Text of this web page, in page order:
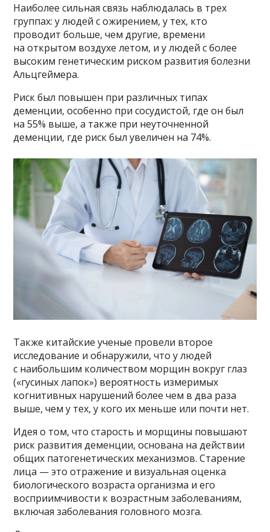
Наиболее сильная связь наблюдалась в трех
группах: у людей с ожирением, у тех, кто
проводит больше, чем другие, времени
на открытом воздухе летом, и у людей с более
высоким генетическим риском развития болезни
Альцгеймера.
Риск был повышен при различных типах
деменции, особенно при сосудистой, где он был
на 55% выше, а также при неуточненной
деменции, где риск был увеличен на 74%.
Также китайские ученые провели второе
исследование и обнаружили, что у людей
с наибольшим количеством морщин вокруг глаз
(«гусиных лапок») вероятность измеримых
когнитивных нарушений более чем в два раза
выше, чем у тех, у кого их меньше или почти нет.
Идея о том, что старость и морщины повышают
риск развития деменции, основана на действии
общих патогенетических механизмов. Старение
лица — это отражение и визуальная оценка
биологического возраста организма и его
восприимчивости к возрастным заболеваниям,
включая заболевания головного мозга.